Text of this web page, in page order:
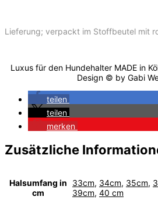
Lieferung; verpackt im Stoffbeutel mit
Luxus für den Hundehalter MADE in
Design © by Gabi
teilen
teilen
merken
Zusätzliche
Halsumfang in
cm
33cm, 34cm, 35cm,
39cm, 40 cm